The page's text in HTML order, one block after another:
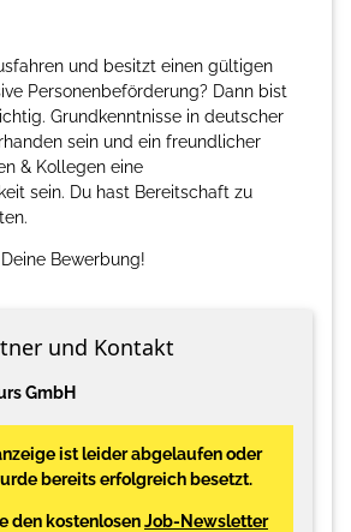
und besitzt einen gültigen
Personenbeförderung? Dann bist
Grundkenntnisse in deutscher
sein und ein freundlicher
& Kollegen eine
sein. Du hast Bereitschaft zu
Bewerbung!
und Kontakt
GmbH
ist leider abgelaufen oder
bereits erfolgreich besetzt.
den kostenlosenJob-Newsletter